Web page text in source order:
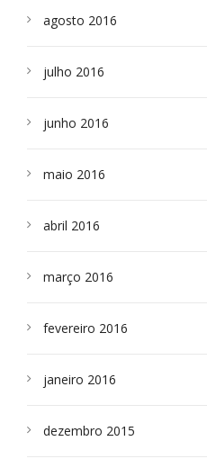
agosto 2016
julho 2016
junho 2016
maio 2016
abril 2016
março 2016
fevereiro 2016
janeiro 2016
dezembro 2015